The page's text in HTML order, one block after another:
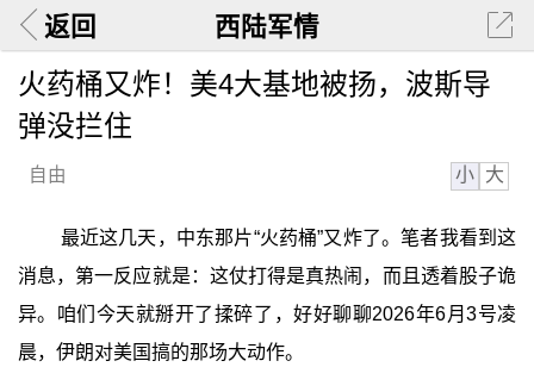
返回 西陆军情
火药桶又炸！美4大基地被扬，波斯导
弹没拦住
自由 小 大
最近这几天，中东那片“火药桶”又炸了。笔者我看到这
消息，第一反应就是：这仗打得是真热闹，而且透着股子诡
异。咱们今天就掰开了揉碎了，好好聊聊2026年6月3号凌
晨，伊朗对美国搞的那场大动作。